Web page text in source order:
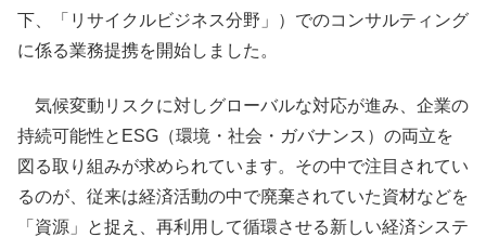
下、「リサイクルビジネス分野」）でのコンサルティング
に係る業務提携を開始しました。
気候変動リスクに対しグローバルな対応が進み、企業の
持続可能性とESG（環境・社会・ガバナンス）の両立を
図る取り組みが求められています。その中で注目されてい
るのが、従来は経済活動の中で廃棄されていた資材などを
「資源」と捉え、再利用して循環させる新しい経済システ